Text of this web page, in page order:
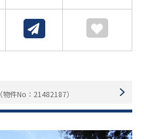
（物件No：21482187）